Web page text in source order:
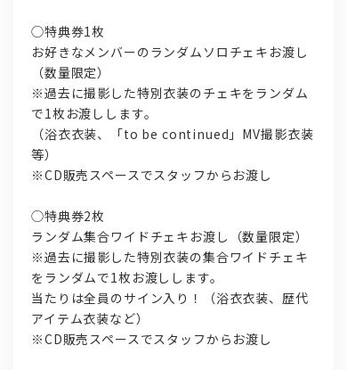
◯特典券1枚
お好きなメンバーのランダムソロチェキお渡し
（数量限定）
※過去に撮影した特別衣装のチェキをランダム
で1枚お渡しします。
（浴衣衣装、「to be continued」MV撮影衣装
等）
※CD販売スペースでスタッフからお渡し
◯特典券2枚
ランダム集合ワイドチェキお渡し（数量限定）
※過去に撮影した特別衣装の集合ワイドチェキ
をランダムで1枚お渡しします。
当たりは全員のサイン入り！（浴衣衣装、 歴代
アイテム衣装など）
※CD販売スペースでスタッフからお渡し